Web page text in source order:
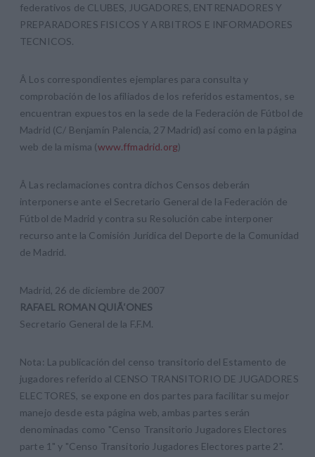
federativos de CLUBES, JUGADORES, ENTRENADORES Y
PREPARADORES FISICOS Y ARBITROS E INFORMADORES
TECNICOS.
Â Los correspondientes ejemplares para consulta y
comprobación de los afiliados de los referidos estamentos, se
encuentran expuestos en la sede de la Federación de Fútbol de
Madrid (C/ Benjamín Palencia, 27 Madrid) así como en la página
web de la misma (www.ffmadrid.org)
Â Las reclamaciones contra dichos Censos deberán
interponerse ante el Secretario General de la Federación de
Fútbol de Madrid y contra su Resolución cabe interponer
recurso ante la Comisión Jurídica del Deporte de la Comunidad
de Madrid.
Madrid, 26 de diciembre de 2007
RAFAEL ROMAN QUIÃ‘ONES
Secretario General de la F.F.M.
Nota: La publicación del censo transitorio del Estamento de
jugadores referido al CENSO TRANSITORIO DE JUGADORES
ELECTORES, se expone en dos partes para facilitar su mejor
manejo desde esta página web, ambas partes serán
denominadas como "Censo Transitorio Jugadores Electores
parte 1" y "Censo Transitorio Jugadores Electores parte 2".